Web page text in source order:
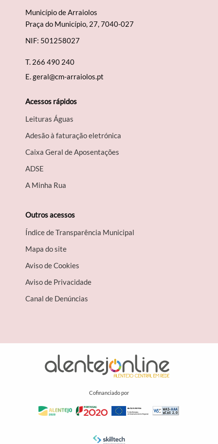
Município de Arraiolos
Praça do Município, 27, 7040-027
NIF: 501258027
T. 266 490 240
E.geral@cm-arraiolos.pt
Acessos rápidos
Leituras Águas
Adesão à faturação eletrónica
Caixa Geral de Aposentações
A​DSE
A Minha Rua
Outros acessos
Índice de Transparência Municipal
Mapa do site
Aviso de Cookies
Aviso de Privacidade
Canal de Denúncias
Cofinanciado por